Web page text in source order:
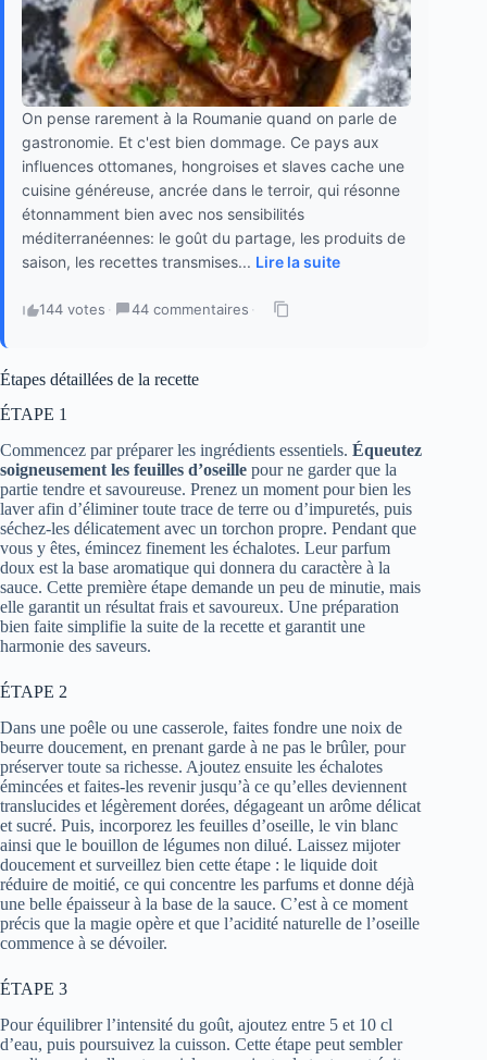
On pense rarement à la Roumanie quand on parle de
gastronomie. Et c'est bien dommage. Ce pays aux
influences ottomanes, hongroises et slaves cache une
cuisine généreuse, ancrée dans le terroir, qui résonne
étonnamment bien avec nos sensibilités
méditerranéennes: le goût du partage, les produits de
saison, les recettes transmises... Lire la suite
144 votes · 44 commentaires ·
Étapes détaillées de la recette
ÉTAPE 1
Commencez par préparer les ingrédients essentiels. Équeutez
soigneusement les feuilles d’oseille pour ne garder que la
partie tendre et savoureuse. Prenez un moment pour bien les
laver afin d’éliminer toute trace de terre ou d’impuretés, puis
séchez-les délicatement avec un torchon propre. Pendant que
vous y êtes, émincez finement les échalotes. Leur parfum
doux est la base aromatique qui donnera du caractère à la
sauce. Cette première étape demande un peu de minutie, mais
elle garantit un résultat frais et savoureux. Une préparation
bien faite simplifie la suite de la recette et garantit une
harmonie des saveurs.
ÉTAPE 2
Dans une poêle ou une casserole, faites fondre une noix de
beurre doucement, en prenant garde à ne pas le brûler, pour
préserver toute sa richesse. Ajoutez ensuite les échalotes
émincées et faites-les revenir jusqu’à ce qu’elles deviennent
translucides et légèrement dorées, dégageant un arôme délicat
et sucré. Puis, incorporez les feuilles d’oseille, le vin blanc
ainsi que le bouillon de légumes non dilué. Laissez mijoter
doucement et surveillez bien cette étape : le liquide doit
réduire de moitié, ce qui concentre les parfums et donne déjà
une belle épaisseur à la base de la sauce. C’est à ce moment
précis que la magie opère et que l’acidité naturelle de l’oseille
commence à se dévoiler.
ÉTAPE 3
Pour équilibrer l’intensité du goût, ajoutez entre 5 et 10 cl
d’eau, puis poursuivez la cuisson. Cette étape peut sembler